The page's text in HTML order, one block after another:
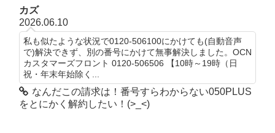
カズ
2026.06.10
私も似たような状況で0120-506100にかけても(自動音声
で)解決できず、別の番号にかけて無事解決しました。OCN
カスタマーズフロント 0120-506506 【10時～19時（日
祝・年末年始除く...
なんだこの請求は！番号すらわからない050PLUS
をとにかく解約したい！(>_<)